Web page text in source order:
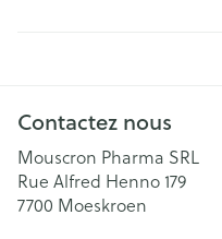
Contactez nous
Mouscron Pharma SRL
Rue Alfred Henno 179
7700 Moeskroen